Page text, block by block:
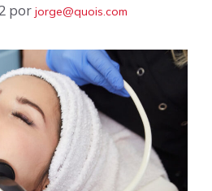
por jorge@quois.com